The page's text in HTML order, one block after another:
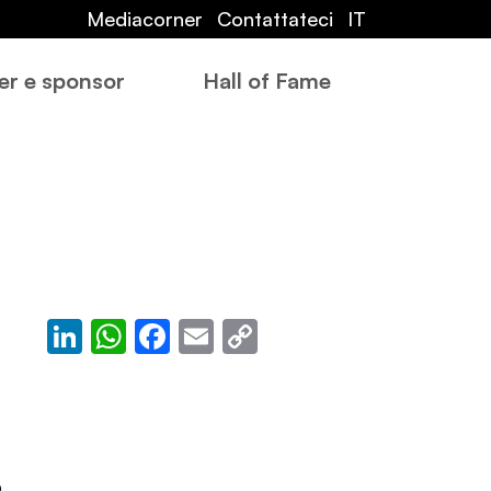
Mediacorner Contattateci IT
e sponsor Hall of Fame
LinkedIn
WhatsApp
Facebook
EmailCopy